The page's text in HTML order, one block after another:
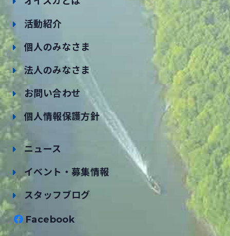
活動紹介
個人のみなさま
法人のみなさま
お問い合わせ
個人情報保護方針
ニュース
イベント・募集情報
スタッフブログ
Facebook